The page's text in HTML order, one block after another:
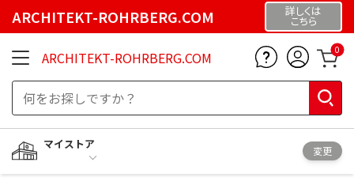
ARCHITEKT-ROHRBERG.COM 詳しくは
こちら
ARCHITEKT-ROHRBERG.COM 0
マイストア
変更